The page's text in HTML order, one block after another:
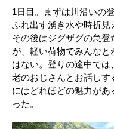
1日目。まずは川沿いの
ふれ出す湧き水や時折見
その後はジグザグの急
が、軽い荷物でみんな
はない。登りの途中で
老のおじさんとお話し
にはどれほどの魅力が
った。